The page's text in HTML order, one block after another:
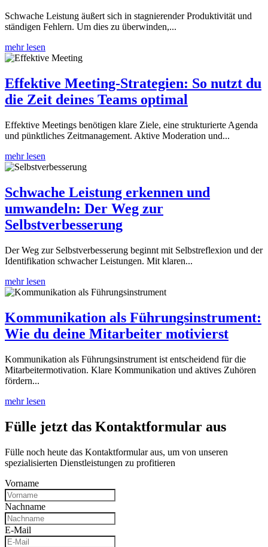
Schwache Leistung äußert sich in stagnierender Produktivität und
ständigen Fehlern. Um dies zu überwinden,...
mehr lesen
Effektive Meeting-Strategien: So nutzt du
die Zeit deines Teams optimal
Effektive Meetings benötigen klare Ziele, eine strukturierte Agenda
und pünktliches Zeitmanagement. Aktive Moderation und...
mehr lesen
Schwache Leistung erkennen und
umwandeln: Der Weg zur
Selbstverbesserung
Der Weg zur Selbstverbesserung beginnt mit Selbstreflexion und der
Identifikation schwacher Leistungen. Mit klaren...
mehr lesen
Kommunikation als Führungsinstrument:
Wie du deine Mitarbeiter motivierst
Kommunikation als Führungsinstrument ist entscheidend für die
Mitarbeitermotivation. Klare Kommunikation und aktives Zuhören
fördern...
mehr lesen
Fülle jetzt das Kontakt­formular aus
Fülle noch heute das Kontaktformular aus, um von unseren
spezialisierten Dienstleistungen zu profitieren
Vorname
Nachname
E-Mail